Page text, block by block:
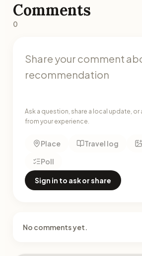
Comments
0
Ask a question, share a local update, or
from your experience.
Place Travel log
Poll
Sign in to ask or share
No comments yet.